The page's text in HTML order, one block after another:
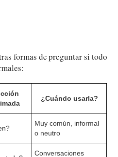
formas de preguntar si todo
¿Cuándo usarla?
Muy común, informal
o neutro
Conversaciones